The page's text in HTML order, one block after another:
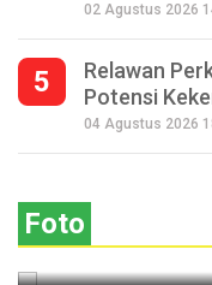
02 Agustus 2026
5
Relawan
Potensi
04 Agustus 2026
Foto
Seperempat
Lima